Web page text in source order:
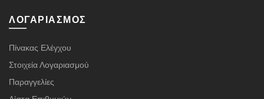
ΛΟΓΑΡΙΑΣΜΌΣ
Πίνακας Ελέγχου
Στοιχεία Λογαριασμού
Παραγγελίες